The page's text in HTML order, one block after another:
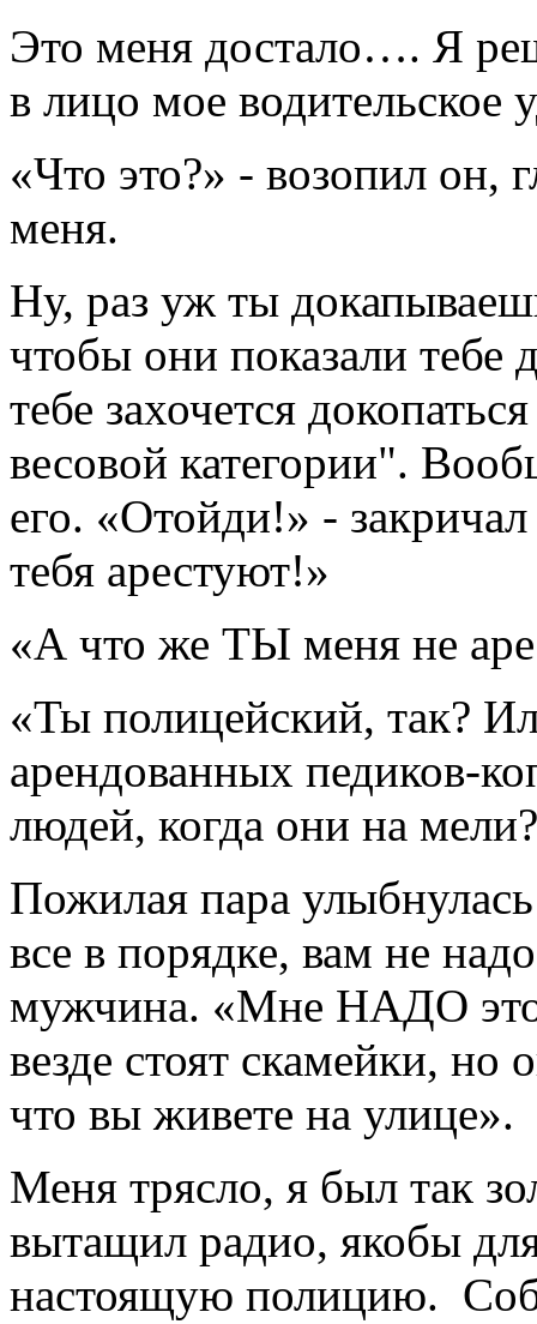
Это меня достало…. Я
в лицо мое водительское
«Что это?» - возопил он,
меня.
Ну, раз уж ты
чтобы они показали
тебе захочется
весовой категории".
его. «Отойди!» -
тебя арестуют!»
«А что же ТЫ меня не
«Ты полицейский, так?
арендованных педиков-
людей, когда они на
Пожилая пара
все в порядке, вам не
мужчина. «Мне НАДО это
везде стоят скамейки, но
что вы живете на улице».
Меня трясло, я был так
вытащил радио, якобы
настоящую полицию.